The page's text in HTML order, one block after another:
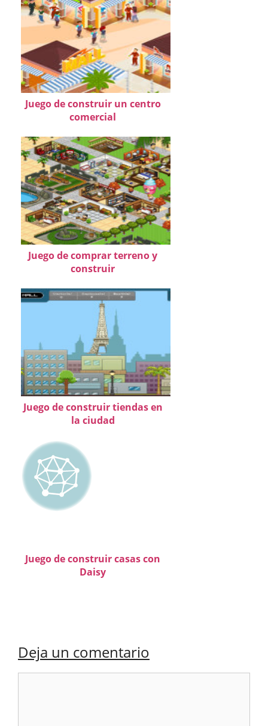
Juego de construir un centro
comercial
Juego de comprar terreno y
construir
Juego de construir tiendas en
la ciudad
Juego de construir casas con
Daisy
Deja un comentario